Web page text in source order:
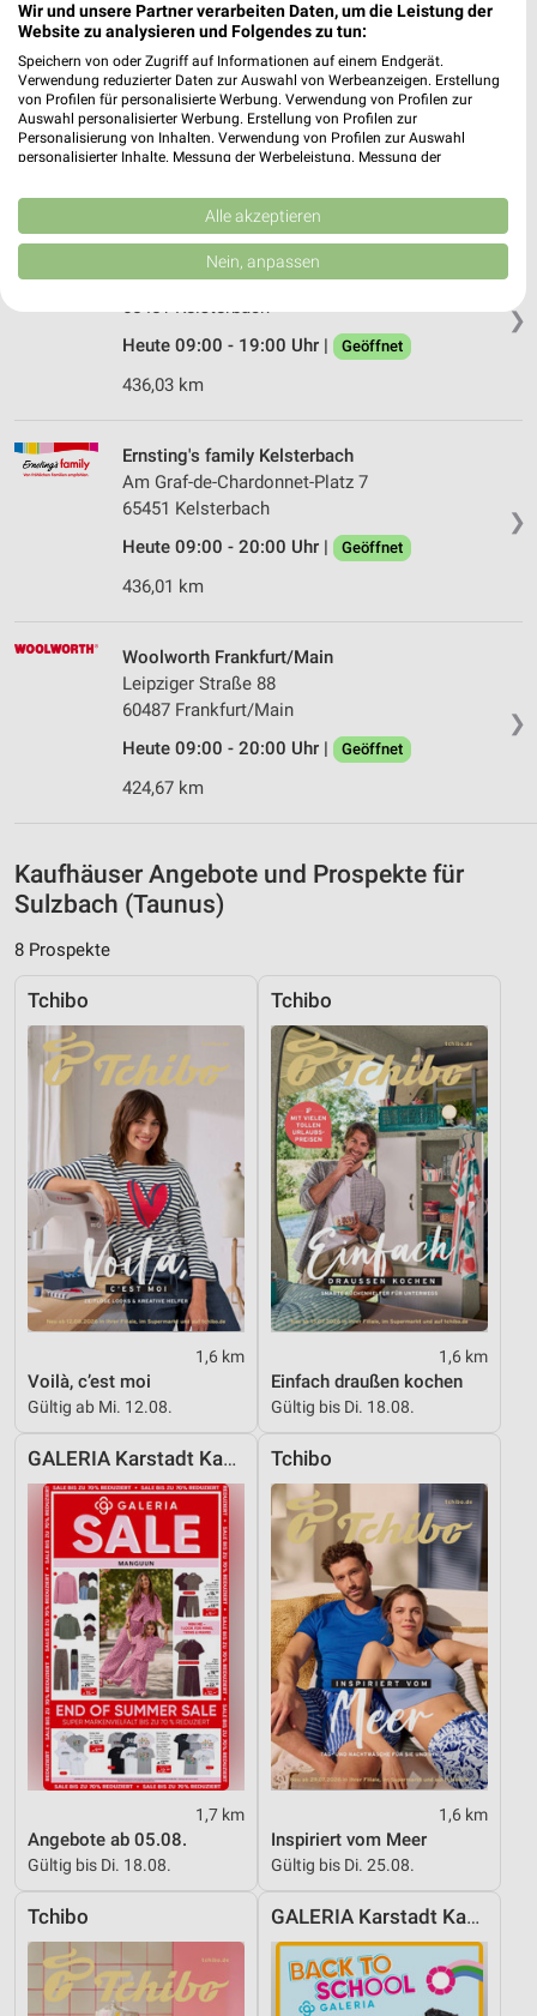
Woolworth Frankfurt/Main
Tituscorso 4
60439 Frankfurt/Main
Heute 09:00 - 20:00 Uhr | Geöffnet
❯
Woolworth Kelsterbach
Am-Graf-de-Chardonnet-Platz 1-11
65451 Kelsterbach
Heute 09:00 - 19:00 Uhr |
Geöffnet
436,03 km
❯
Ernsting's family Kelsterbach
Am Graf-de-Chardonnet-Platz 7
65451 Kelsterbach
Heute 09:00 - 20:00 Uhr |
Geöffnet
436,01 km
❯
Woolworth Frankfurt/Main
Leipziger Straße 88
60487 Frankfurt/Main
Heute 09:00 - 20:00 Uhr |
Geöffnet
424,67 km
Kaufhäuser Angebote und Prospekte für
Sulzbach (Taunus)
8 Prospekte
Tchibo
1,6 km
Voilà, c’est moi
Gültig ab Mi. 12.08.
Tchibo
1,6 km
Einfach draußen kochen
Gültig bis Di. 18.08.
GALERIA Karstadt Kaufhof
1,7 km
Angebote ab 05.08.
Gültig bis Di. 18.08.
Tchibo
1,6 km
Inspiriert vom Meer
Gültig bis Di. 25.08.
Tchibo GALERIA Karstadt Kaufhof
Wir und unsere Partner verarbeiten Daten, um die Leistung der
Website zu analysieren und Folgendes zu tun:
Speichern von oder Zugriff auf Informationen auf einem Endgerät.
Verwendung reduzierter Daten zur Auswahl von Werbeanzeigen. Erstellung
von Profilen für personalisierte Werbung. Verwendung von Profilen zur
Auswahl personalisierter Werbung. Erstellung von Profilen zur
Personalisierung von Inhalten. Verwendung von Profilen zur Auswahl
personalisierter Inhalte. Messung der Werbeleistung. Messung der
Kombinationen von Daten aus verschiedenen Quellen. Entwicklung und
Verbesserung der Angebote. Verwendung reduzierter Daten zur Auswahl
von Inhalten.
Daten können außerhalb der Europäischen Union weitergegeben und in die
USA gesendet werden.
Website/App.
Partnerliste anzeigen (1 IAB-Anbieter)
Wir nutzen Ihre Daten für folgende Zwecke:
Speichern von oder Zugriff auf Informationen
auf einem Endgerät
Verwendung reduzierter Daten zur Auswahl von
Werbeanzeigen
Erstellung von Profilen für personalisierte
Verwendung von Profilen zur Auswahl
personalisierter Werbung
von Inhalten
Verwendung von Profilen zur Auswahl
Messung der Werbeleistung
Messung der Performance von Inhalten
Analyse von Zielgruppen durch Statistiken oder
Quellen
Entwicklung und Verbesserung der Angebote
Verwendung reduzierter Daten zur Auswahl von
IAB-Besonderheiten:
Verwendung genauer Standortdaten
Geräte anhand von aktiv angeforderten
Informationen identifizieren
Nicht-IAB-Verarbeitungszwecke:
Performance
Werbung
Alle akzeptieren
Nein, anpassen